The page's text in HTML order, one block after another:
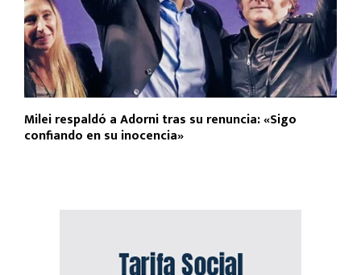
Milei respaldó a Adorni tras su renuncia: «Sigo
confiando en su inocencia»